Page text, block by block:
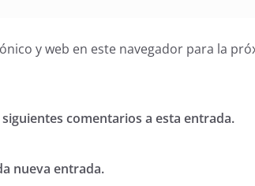
y web en este navegador para la
comentarios a esta entrada.
nueva entrada.